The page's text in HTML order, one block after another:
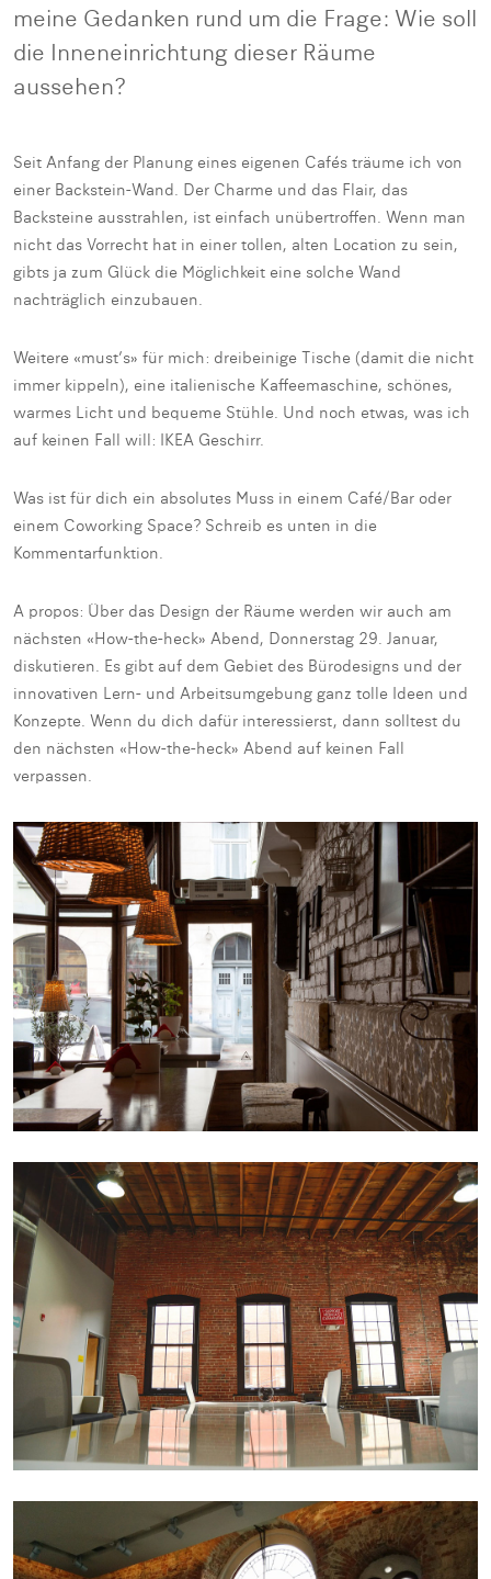
meine Gedanken rund um die Frage: Wie soll
die Inneneinrichtung dieser Räume
aussehen?
Seit Anfang der Planung eines eigenen Cafés träume ich von
einer Backstein-Wand. Der Charme und das Flair, das
Backsteine ausstrahlen, ist einfach unübertroffen. Wenn man
nicht das Vorrecht hat in einer tollen, alten Location zu sein,
gibts ja zum Glück die Möglichkeit eine solche Wand
nachträglich einzubauen.
Weitere «must’s» für mich: dreibeinige Tische (damit die nicht
immer kippeln), eine italienische Kaffeemaschine, schönes,
warmes Licht und bequeme Stühle. Und noch etwas, was ich
auf keinen Fall will: IKEA Geschirr.
Was ist für dich ein absolutes Muss in einem Café/Bar oder
einem Coworking Space? Schreib es unten in die
Kommentarfunktion.
A propos: Über das Design der Räume werden wir auch am
nächsten «How-the-heck» Abend, Donnerstag 29. Januar,
diskutieren. Es gibt auf dem Gebiet des Bürodesigns und der
innovativen Lern- und Arbeitsumgebung ganz tolle Ideen und
Konzepte. Wenn du dich dafür interessierst, dann solltest du
den nächsten «How-the-heck» Abend auf keinen Fall
verpassen.